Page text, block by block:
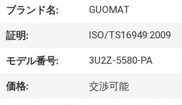
ト
私
達
ブランド名: GUOMAT
証明: ISO/TS16949:2009
モデル番号: 3U2Z-5580-PA
価格: 交渉可能